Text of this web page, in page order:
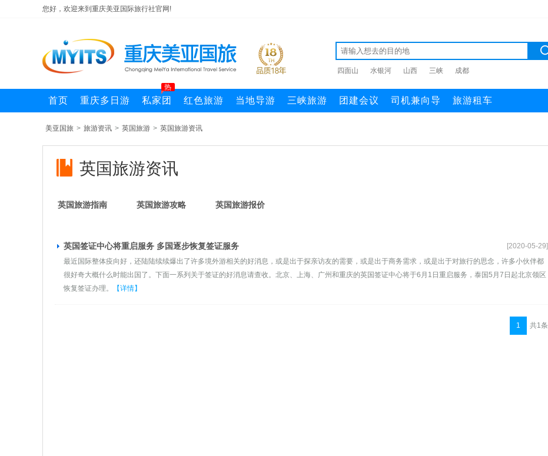
您好，欢迎来到重庆美亚国际旅行社官网!
四面山 水银河 山西 三峡 成都
首页 重庆多日游 私家团
热
红色旅游 当地导游 三峡旅游 团建会议 司机兼向导 旅游租车
美亚国旅 > 旅游资讯 > 英国旅游 > 英国旅游资讯
英国旅游资讯
英国旅游指南 英国旅游攻略 英国旅游报价
英国签证中心将重启服务 多国逐步恢复签证服务
[2020-05-29]
最近国际整体疫向好，还陆陆续续爆出了许多境外游相关的好消息，或是出于探亲访友的需要，或是出于商务需求，或是出于对旅行的思念，许多小伙伴都
很好奇大概什么时能出国了。下面一系列关于签证的好消息请查收。北京、上海、广州和重庆的英国签证中心将于6月1日重启服务，泰国5月7日起北京领区
恢复签证办理。
【详情】
共1条
1